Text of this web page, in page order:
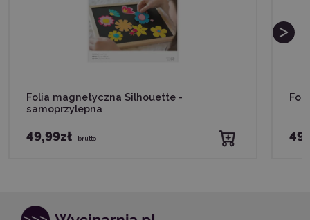
Folia magnetyczna Silhouette -
samoprzylepna
49,99zł brutto